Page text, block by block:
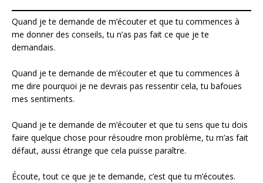
Quand je te demande de m’écouter et que tu commences à
me donner des conseils, tu n’as pas fait ce que je te
demandais.
Quand je te demande de m’écouter et que tu commences à
me dire pourquoi je ne devrais pas ressentir cela, tu bafoues
mes sentiments.
Quand je te demande de m’écouter et que tu sens que tu dois
faire quelque chose pour résoudre mon problème, tu m’as fait
défaut, aussi étrange que cela puisse paraître.
Écoute, tout ce que je te demande, c’est que tu m’écoutes.